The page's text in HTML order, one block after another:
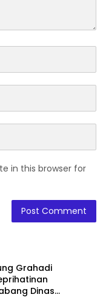
in this browser for
Grahadi
Dinas